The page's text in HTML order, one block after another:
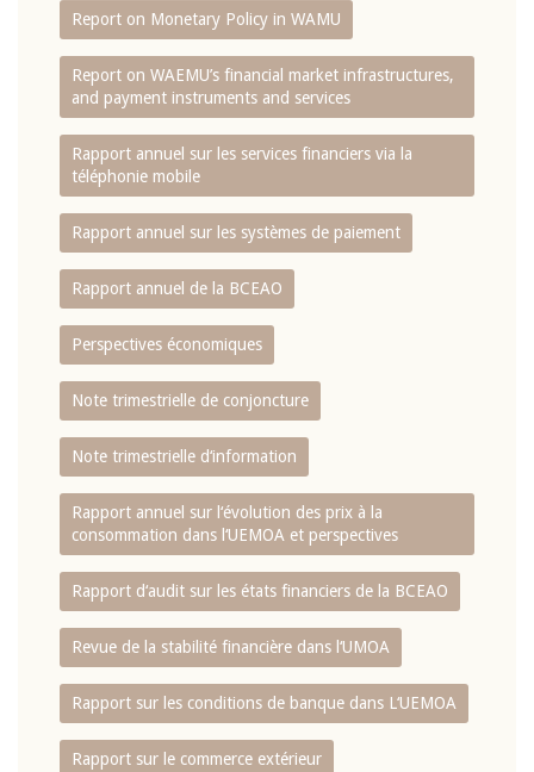
Report on Monetary Policy in WAMU
Report on WAEMU’s financial market infrastructures,
and payment instruments and services
Rapport annuel sur les services financiers via la
téléphonie mobile
Rapport annuel sur les systèmes de paiement
Rapport annuel de la BCEAO
Perspectives économiques
Note trimestrielle de conjoncture
Note trimestrielle d‘information
Rapport annuel sur l‘évolution des prix à la
consommation dans l‘UEMOA et perspectives
Rapport d‘audit sur les états financiers de la BCEAO
Revue de la stabilité financière dans l‘UMOA
Rapport sur les conditions de banque dans L‘UEMOA
Rapport sur le commerce extérieur